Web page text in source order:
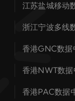
江苏盐城移动
浙江宁波多线
香港GNC数据
香港NWT数据
香港PAC数据